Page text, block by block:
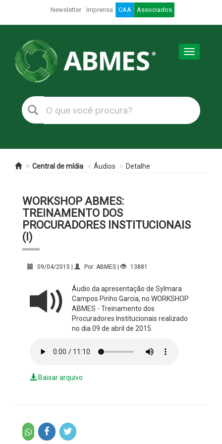
Newsletter Imprensa CAA Associados
Toggle
Central de mídia Áudios Detalhe
WORKSHOP ABMES:
TREINAMENTO DOS
PROCURADORES INSTITUCIONAIS
(I)
09/04/2015 | Por: ABMES | 13881
Áudio da apresentação de Sylmara
Campos Pinho Garcia, no WORKSHOP
ABMES - Treinamento dos
Procuradores Institucionais realizado
no dia 09 de abril de 2015.
Baixar arquivo